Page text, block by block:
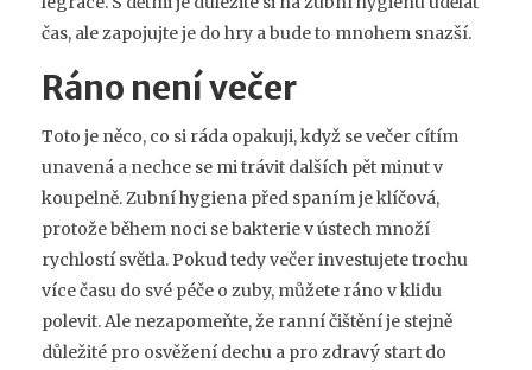
čas, ale zapojujte je do hry a bude to mnohem snazší.
Ráno není večer
Toto je něco, co si ráda opakuji, když se večer cítím
unavená a nechce se mi trávit dalších pět minut v
koupelně. Zubní hygiena před spaním je klíčová,
protože během noci se bakterie v ústech množí
rychlostí světla. Pokud tedy večer investujete trochu
více času do své péče o zuby, můžete ráno v klidu
polevit. Ale nezapomeňte, že ranní čištění je stejně
důležité pro osvěžení dechu a pro zdravý start do